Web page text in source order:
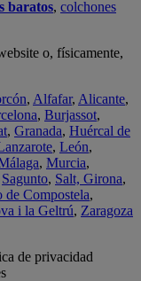
baratos, colchones
o, físicamente,
, Alfafar, Alicante,
, Burjassot,
, Granada, Huércal de
, León,
, Murcia,
Sagunto, Salt, Girona,
de Compostela,
i la Geltrú, Zaragoza
de privacidad